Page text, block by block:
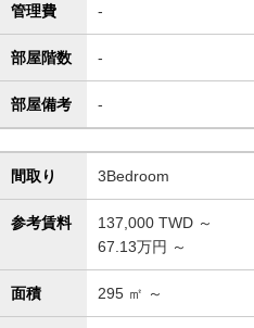
管理費 -
部屋階数 -
部屋備考 -
間取り 3Bedroom
参考賃料 137,000 TWD ～
67.13万円 ～
面積 295 ㎡ ～